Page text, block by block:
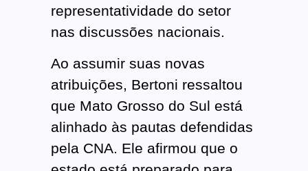
representatividade do setor
nas discussões nacionais.
Ao assumir suas novas
atribuições, Bertoni ressaltou
que Mato Grosso do Sul está
alinhado às pautas defendidas
pela CNA. Ele afirmou que o